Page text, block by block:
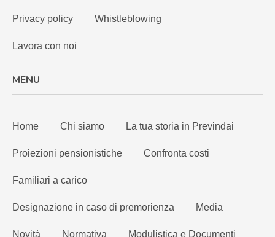
Privacy policy Whistleblowing
Lavora con noi
MENU
Home Chi siamo La tua storia in Previndai
Proiezioni pensionistiche Confronta costi
Familiari a carico
Designazione in caso di premorienza Media
Novità Normativa Modulistica e Documenti